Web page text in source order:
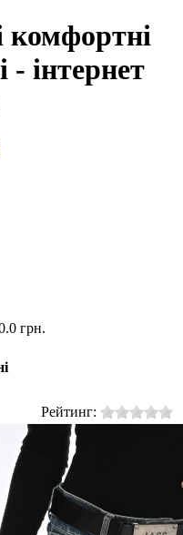
комфортні
- інтернет
грн.
Рейтинг: